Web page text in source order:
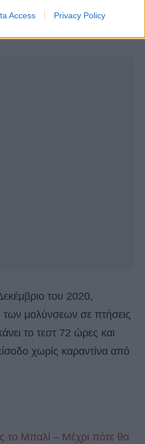
Access Privacy Policy
και του Ηνωμένου
του 2020,
των μολύνσεων σε πτήσεις
το τεστ 72 ώρες και
χωρίς καραντίνα από
το Μπαλί – Μέχρι πότε θα